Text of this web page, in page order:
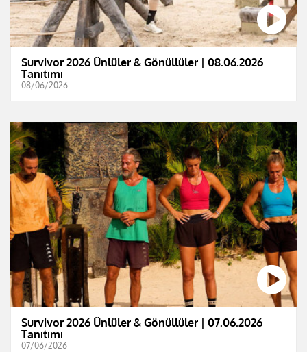
Survivor 2026 Ünlüler & Gönüllüler | 08.06.2026
Tanıtımı
08/06/2026
Survivor 2026 Ünlüler & Gönüllüler | 07.06.2026
Tanıtımı
07/06/2026